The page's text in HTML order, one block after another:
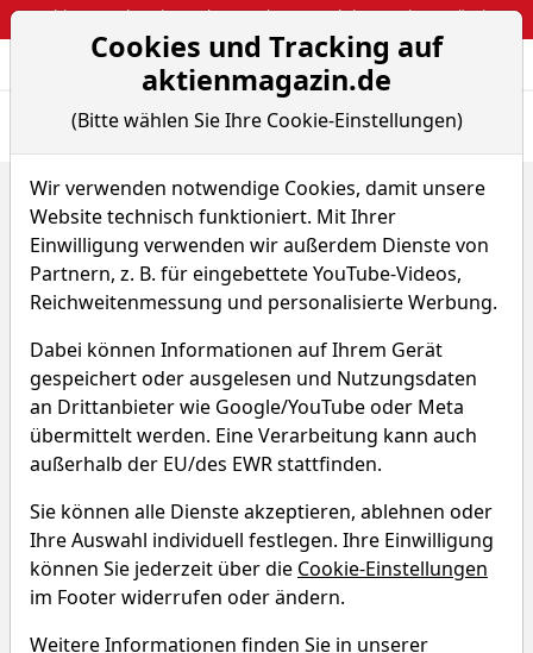
Webinar: So kassierst du trotzdem attraktive Optionsprämien
Aktien- und
Home
ETFs
BS (Lux) Bond Sicav - Short Term EUR Corporates P-...
BS (Lux) Bond Sicav - Short
Term EUR Corporates P-acc
FGZA
WKN 692806
ISIN LU0151774626
128,868 € -0,13 %
Echtzeit-Aktienkurs 07.08.2026, 20:00 Uhr
Cookies und Tracking auf
aktienmagazin.de
(Bitte wählen Sie Ihre Cookie-Einstellungen)
Wir verwenden notwendige Cookies, damit unsere
Website technisch funktioniert. Mit Ihrer
Einwilligung verwenden wir außerdem Dienste von
Partnern, z. B. für eingebettete YouTube-Videos,
Reichweitenmessung und personalisierte Werbung.
Dabei können Informationen auf Ihrem Gerät
gespeichert oder ausgelesen und Nutzungsdaten
an Drittanbieter wie Google/YouTube oder Meta
übermittelt werden. Eine Verarbeitung kann auch
außerhalb der EU/des EWR stattfinden.
Sie können alle Dienste akzeptieren, ablehnen oder
Ihre Auswahl individuell festlegen. Ihre Einwilligung
können Sie jederzeit über die Cookie-Einstellungen
im Footer widerrufen oder ändern.
Weitere Informationen finden Sie in unserer